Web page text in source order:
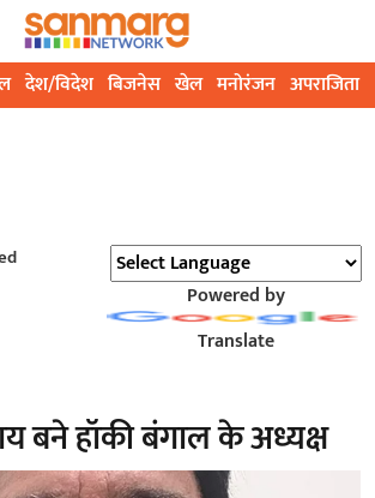
देश/विदेश बिजनेस खेल मनोरंजन अपराजिता
Powered by
Translate
बने हॉकी बंगाल के अध्यक्ष